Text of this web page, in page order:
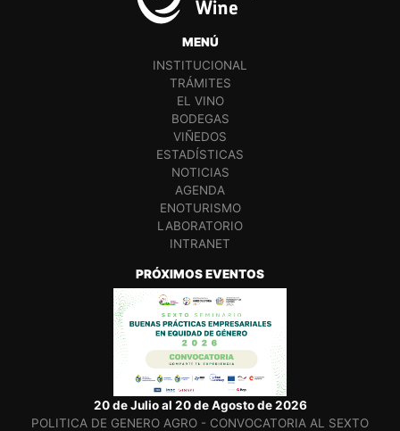
MENÚ
INSTITUCIONAL
TRÁMITES
EL VINO
BODEGAS
VIÑEDOS
ESTADÍSTICAS
NOTICIAS
AGENDA
ENOTURISMO
LABORATORIO
INTRANET
PRÓXIMOS EVENTOS
20 de Julio al 20 de Agosto de 2026
POLITICA DE GENERO AGRO - CONVOCATORIA AL SEXTO